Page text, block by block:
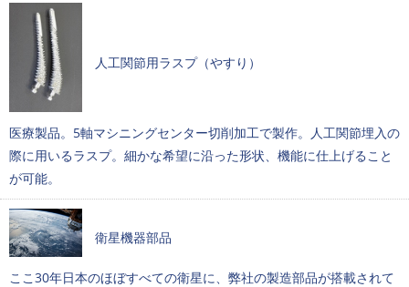
人工関節用ラスプ（やすり）
医療製品。5軸マシニングセンター切削加工で製作。人工関節埋入の
際に用いるラスプ。細かな希望に沿った形状、機能に仕上げること
が可能。
衛星機器部品
ここ30年日本のほぼすべての衛星に、弊社の製造部品が搭載されて